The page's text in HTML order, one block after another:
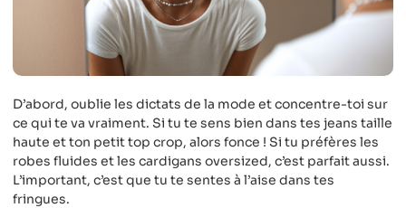
D’abord, oublie les dictats de la mode et concentre-toi sur
ce qui te va vraiment. Si tu te sens bien dans tes jeans taille
haute et ton petit top crop, alors fonce ! Si tu préfères les
robes fluides et les cardigans oversized, c’est parfait aussi.
L’important, c’est que tu te sentes à l’aise dans tes
fringues.